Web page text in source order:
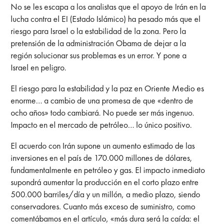
No se les escapa a los analistas que el apoyo de Irán en la
lucha contra el EI (Estado Islámico) ha pesado más que el
riesgo para Israel o la estabilidad de la zona. Pero la
pretensión de la administración Obama de dejar a la
región solucionar sus problemas es un error. Y pone a
Israel en peligro.
El riesgo para la estabilidad y la paz en Oriente Medio es
enorme… a cambio de una promesa de que «dentro de
ocho años» todo cambiará. No puede ser más ingenuo.
Impacto en el mercado de petróleo… lo único positivo.
El acuerdo con Irán supone un aumento estimado de las
inversiones en el país de 170.000 millones de dólares,
fundamentalmente en petróleo y gas. El impacto inmediato
supondrá aumentar la producción en el corto plazo entre
500.000 barriles/día y un millón, a medio plazo, siendo
conservadores. Cuanto más exceso de suministro, como
comentábamos en el artículo, «más dura será la caída: el